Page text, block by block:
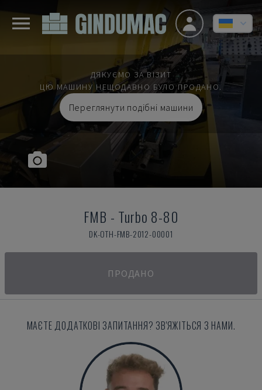
ДЯКУЄМО ЗА ВІЗИТ
ЦЮ МАШИНУ НЕЩОДАВНО БУЛО ПРОДАНО.
Переглянути подібні машини
FMB - Turbo 8-80
DK-OTH-FMB-2012-00001
ПРОДАНО
МАЄТЕ ДОДАТКОВІ ЗАПИТАННЯ? ЗВ'ЯЖІТЬСЯ З НАМИ.